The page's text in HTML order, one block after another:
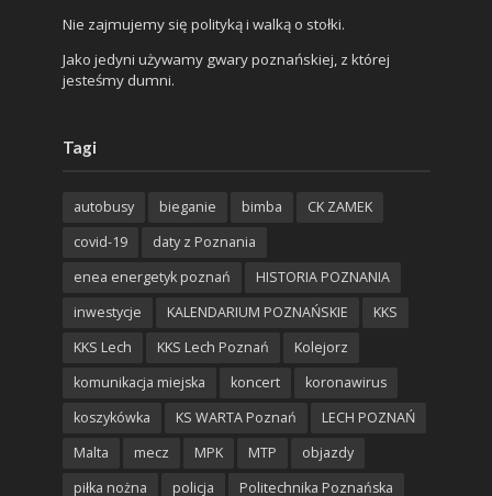
Nie zajmujemy się polityką i walką o stołki.
Jako jedyni używamy gwary poznańskiej, z której
jesteśmy dumni.
Tagi
autobusy bieganie bimba
CK ZAMEK
covid-19
daty z Poznania
enea energetyk poznań
HISTORIA POZNANIA
inwestycje
KALENDARIUM POZNAŃSKIE
KKS
KKS Lech
KKS Lech Poznań
Kolejorz
komunikacja miejska
koncert
koronawirus
koszykówka
KS WARTA Poznań
LECH POZNAŃ
Malta
mecz MPK MTP
objazdy
piłka nożna
policja Politechnika Poznańska